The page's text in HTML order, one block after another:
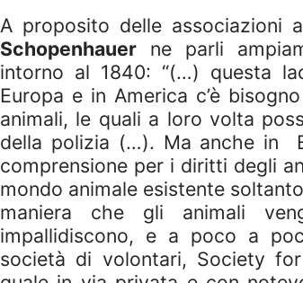
A proposito delle associazioni
Schopenhauer ne parli
intorno al 1840: “(…) questa
Europa e in America c’è
animali, le quali a loro volta
della polizia (…). Ma anche in
comprensione per i diritti degli
mondo animale esistente
maniera che gli animali
impallidiscono, e a poco a
società di volontari, Society